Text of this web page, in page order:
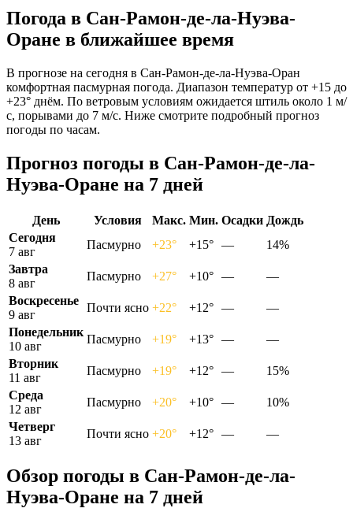
Погода в Сан-Рамон-де-ла-Нуэва-
Оране в ближайшее время
В прогнозе на сегодня в Сан-Рамон-де-ла-Нуэва-Оран
комфортная пасмурная погода. Диапазон температур от +15 до
+23° днём. По ветровым условиям ожидается штиль около 1 м/
с, порывами до 7 м/с. Ниже смотрите подробный прогноз
погоды по часам.
Прогноз погоды в Сан-Рамон-де-ла-
Нуэва-Оране на 7 дней
День Условия Макс. Мин. Осадки Дождь
Сегодня
7 авг
Пасмурно +23° +15° —
14%
Завтра
8 авг
Пасмурно +27° +10° —
—
Воскресенье
9 авг
Почти ясно +22° +12° —
—
Понедельник
10 авг
Пасмурно +19° +13° —
—
Вторник
11 авг
Пасмурно +19° +12° —
15%
Среда
12 авг
Пасмурно +20° +10° —
10%
Четверг
13 авг
Почти ясно +20° +12° — —
Обзор погоды в Сан-Рамон-де-ла-
Нуэва-Оране на 7 дней